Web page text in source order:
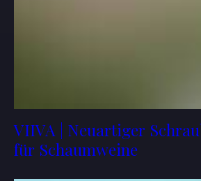
VIIVA | Neuartiger
für Schaumweine